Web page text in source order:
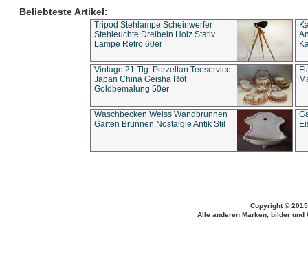
Beliebteste Artikel:
Tripod Stehlampe Scheinwerfer
Stehleuchte Dreibein Holz Stativ
Lampe Retro 60er
Vintage 21 Tlg. Porzellan Teeservice
Japan China Geisha Rot
Goldbemalung 50er
Waschbecken Weiss Wandbrunnen
Garten Brunnen Nostalgie Antik Stil
Copyright ©
Alle anderen Marken, bilder und